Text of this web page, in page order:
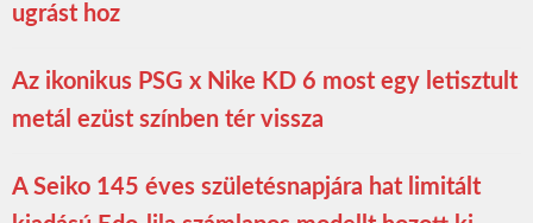
ugrást hoz
Az ikonikus PSG x Nike KD 6 most egy letisztult
metál ezüst színben tér vissza
A Seiko 145 éves születésnapjára hat limitált